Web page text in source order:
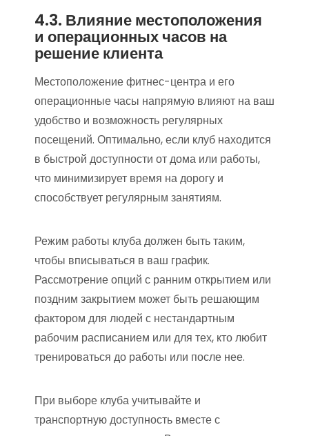
4.3. Влияние местоположения
и операционных часов на
решение клиента
Местоположение фитнес-центра и его
операционные часы напрямую влияют на ваш
удобство и возможность регулярных
посещений. Оптимально, если клуб находится
в быстрой доступности от дома или работы,
что минимизирует время на дорогу и
способствует регулярным занятиям.
Режим работы клуба должен быть таким,
чтобы вписываться в ваш график.
Рассмотрение опций с ранним открытием или
поздним закрытием может быть решающим
фактором для людей с нестандартным
рабочим расписанием или для тех, кто любит
тренироваться до работы или после нее.
При выборе клуба учитывайте и
транспортную доступность вместе с